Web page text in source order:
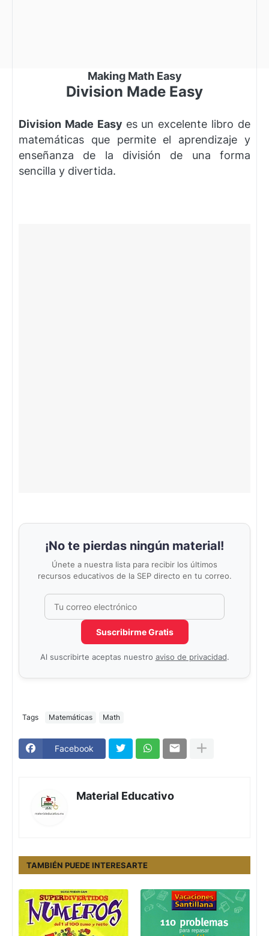
Making Math Easy
Division Made Easy
Division Made Easy es un excelente libro de
matemáticas que permite el aprendizaje y
enseñanza de la división de una forma
sencilla y divertida.
¡No te pierdas ningún material!
Únete a nuestra lista para recibir los últimos
recursos educativos de la SEP directo en tu correo.
No completar este campo
Suscribirme Gratis
Al suscribirte aceptas nuestro aviso de privacidad.
Tags Matemáticas Math
Facebook
Material Educativo
TAMBIÉN PUEDE INTERESARTE